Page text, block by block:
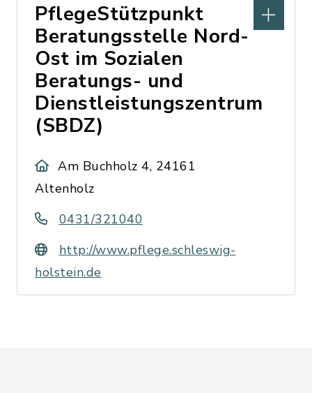
PflegeStützpunkt
Beratungsstelle Nord-
Ost im Sozialen
Beratungs- und
Dienstleistungszentrum
(SBDZ)
Am Buchholz 4, 24161
Altenholz
0431/321040
http://www.pflege.schleswig-
holstein.de